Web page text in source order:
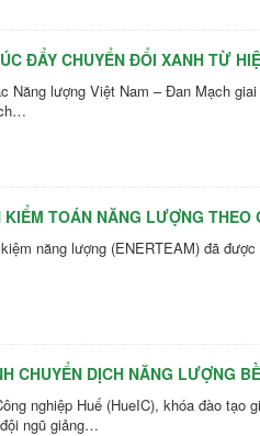
ĐẨY CHUYỂN ĐỔI XANH TỪ
lượng Việt Nam – Đan Mạch giai
TOÁN NĂNG LƯỢNG THEO
năng lượng (ENERTEAM) đã được
CHUYỂN DỊCH NĂNG LƯỢNG
nghiệp Huế (HueIC), khóa đào tạo
ngũ giảng…